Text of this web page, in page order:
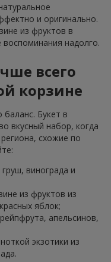
и оригинально.
из фруктов в
надолго.
всего
корзине
Букет в
вкусный набор, когда
схожие по
винограда и
из фруктов из
яблок;
апельсинов,
экзотики из